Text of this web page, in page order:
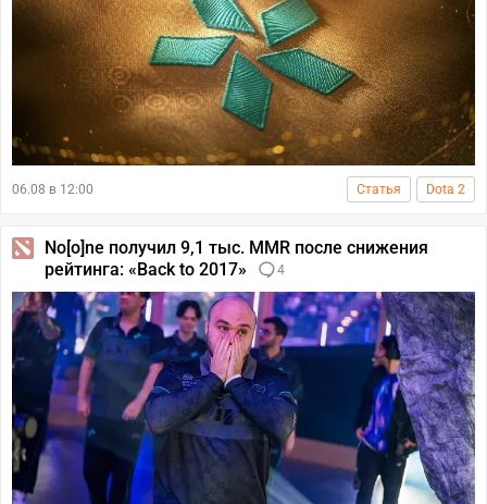
06.08 в 12:00 Статья Dota 2
No[o]ne получил 9,1 тыс. MMR после снижения
рейтинга: «Back to 2017»
4